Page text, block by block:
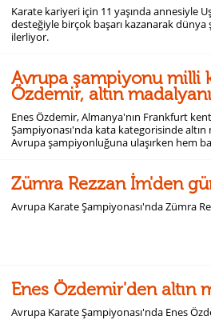
Karate kariyeri için 11 yaşında annesiyle
desteğiyle birçok başarı kazanarak
ilerliyor.
Avrupa şampiyonu milli
Özdemir, altın
Enes Özdemir, Almanya'nın Frankfurt
Şampiyonası'nda kata kategorisinde
Avrupa şampiyonluğuna ulaşırken hem
Zümra Rezzan İm'den
Avrupa Karate Şampiyonası'nda Zümra
Enes Özdemir'den altın
Avrupa Karate Şampiyonası'nda Enes